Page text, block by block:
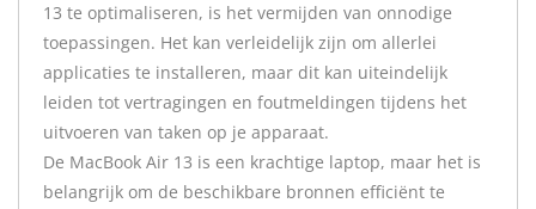
13 te optimaliseren, is het vermijden van onnodige
toepassingen. Het kan verleidelijk zijn om allerlei
applicaties te installeren, maar dit kan uiteindelijk
leiden tot vertragingen en foutmeldingen tijdens het
uitvoeren van taken op je apparaat.
De MacBook Air 13 is een krachtige laptop, maar het is
belangrijk om de beschikbare bronnen efficiënt te